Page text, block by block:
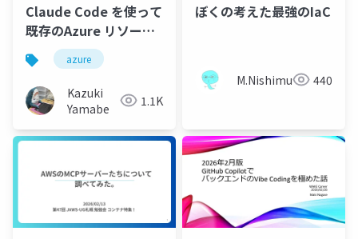
Claude Code を使って
既存のAzure リソース
をTerraform コードに
変換し各種準備まで行
うスラッシュコマンド
を作ってみたら色々と
苦労したお話
azure
Kazuki
Yamabe
1.1K
ぼくの考えた最強のIaC
M.Nishimura 440